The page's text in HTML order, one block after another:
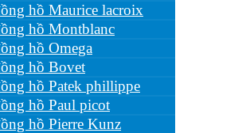
hồ Maurice lacroix
hồ Montblanc
hồ Omega
hồ Bovet
hồ Patek phillippe
hồ Paul picot
hồ Pierre Kunz